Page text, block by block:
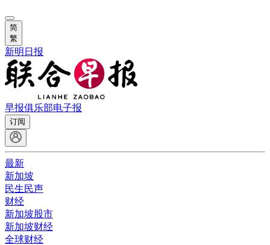
简
繁
新明日报
早报俱乐部电子报
订阅
最新
新加坡
民生民声
财经
新加坡股市
新加坡财经
全球财经